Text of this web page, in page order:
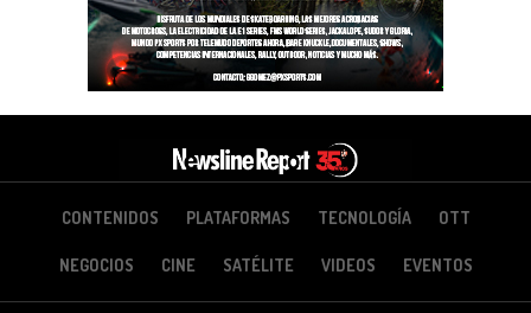
CONTENIDOS PLATAFORMAS TECNOLOGÍA OTT
NEGOCIOS CINE SATÉLITE VIDEOS EVENTOS